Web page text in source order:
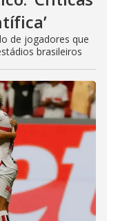
de jogadores que
brasileiros